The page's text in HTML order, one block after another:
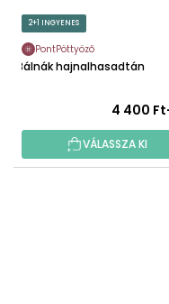
2+1 INGYENES
PontPöttyöző
Bálnák hajnalhasadtán
4 400
VÁLASSZA KI